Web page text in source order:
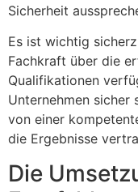
Sicherheit
Es ist wichtig
Fachkraft über die
Qualifikationen
Unternehmen sicher
von einer
die Ergebnisse
Die